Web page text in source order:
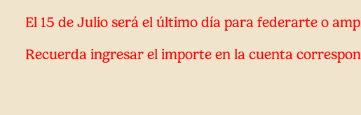
El 15 de Julio será el último día para federarte o
Recuerda ingresar el importe en la cuenta